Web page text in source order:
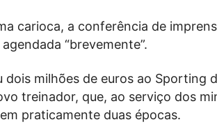
carioca, a conferência de
“brevemente”.
milhões de euros ao Sporting
treinador, que, ao serviço dos
praticamente duas épocas.